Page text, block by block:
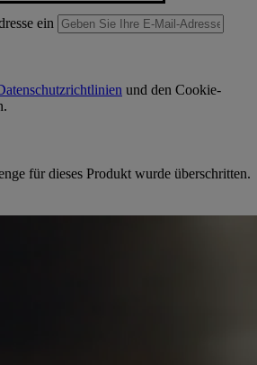
ein
und den Cookie-
für dieses Produkt wurde überschritten.